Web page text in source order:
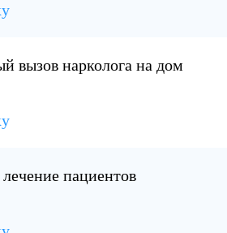
вызов нарколога на дом
пациентов